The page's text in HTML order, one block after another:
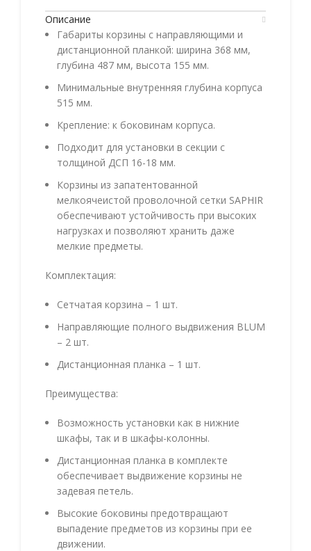
Описание
Габариты корзины с направляющими и
дистанционной планкой: ширина 368 мм,
глубина 487 мм, высота 155 мм.
Минимальные внутренняя глубина корпуса
515 мм.
Крепление: к боковинам корпуса.
Подходит для установки в секции с
толщиной ДСП 16-18 мм.
Корзины из запатентованной
мелкоячеистой проволочной сетки SAPHIR
обеспечивают устойчивость при высоких
нагрузках и позволяют хранить даже
мелкие предметы.
Комплектация:
Сетчатая корзина – 1 шт.
Направляющие полного выдвижения BLUM
– 2 шт.
Дистанционная планка – 1 шт.
Преимущества:
Возможность установки как в нижние
шкафы, так и в шкафы-колонны.
Дистанционная планка в комплекте
обеспечивает выдвижение корзины не
задевая петель.
Высокие боковины предотвращают
выпадение предметов из корзины при ее
движении.